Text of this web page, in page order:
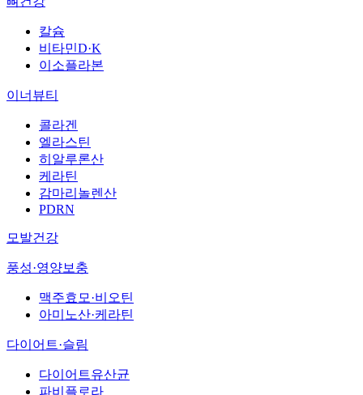
칼슘
비타민D·K
이소플라본
이너뷰티
콜라겐
엘라스틴
히알루론산
케라틴
감마리놀렌산
PDRN
모발건강
풍성·영양보충
맥주효모·비오틴
아미노산·케라틴
다이어트·슬림
다이어트유산균
파비플로라